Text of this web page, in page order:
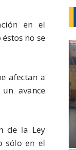
en el
no se
afectan a
avance
de la Ley
sólo en el